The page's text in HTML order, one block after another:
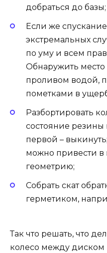
добраться до базы;
Если же
экстремальных
по уму и всем
Обнаружить
проливом водой,
пометками в
Разбортировать
состояние резины
первой –
можно привести в
геометрию;
Собрать скат
герметиком,
Так что решать, что
колесо между